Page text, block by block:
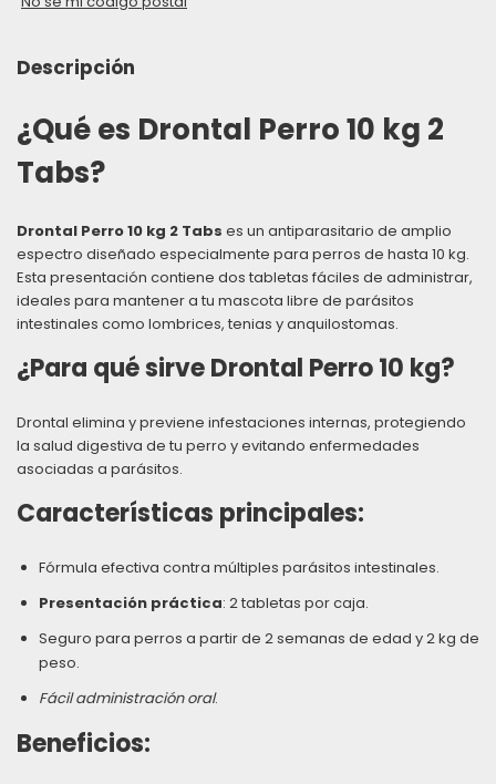
Descripción
¿Qué es Drontal Perro 10 kg 2
Tabs?
Drontal Perro 10 kg 2 Tabs es un antiparasitario de amplio
espectro diseñado especialmente para perros de hasta 10 kg.
Esta presentación contiene dos tabletas fáciles de administrar,
ideales para mantener a tu mascota libre de parásitos
intestinales como lombrices, tenias y anquilostomas.
¿Para qué sirve Drontal Perro 10 kg?
Drontal elimina y previene infestaciones internas, protegiendo
la salud digestiva de tu perro y evitando enfermedades
asociadas a parásitos.
Características principales:
Fórmula efectiva contra múltiples parásitos intestinales.
Presentación práctica: 2 tabletas por caja.
Seguro para perros a partir de 2 semanas de edad y 2 kg de
peso.
Fácil administración oral.
Beneficios: